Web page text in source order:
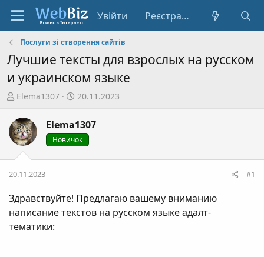
Увійти Реєстрація
Послуги зі створення сайтів
Лучшие тексты для взрослых на русском
и украинском языке
А
т
о
р
т
е
и
Elema1307
Д
т
а
с
т
р
н
20.11.2023
Elema1307
Новичок
20.11.2023 #1
Здравствуйте! Предлагаю вашему вниманию
написание текстов на русском языке адалт-
тематики: